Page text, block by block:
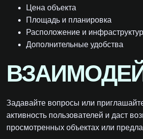
Цена объекта
Площадь и планировка
Расположение и
Дополнительные удобства
Задавайте вопросы или
активность пользователей и даст
просмотренных объектах или